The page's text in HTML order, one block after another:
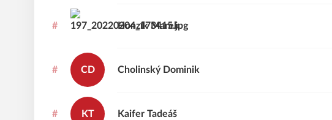
# Marek
Honzík
# CD Dominik
Cholinský
# KT Tadeáš
Kaifer